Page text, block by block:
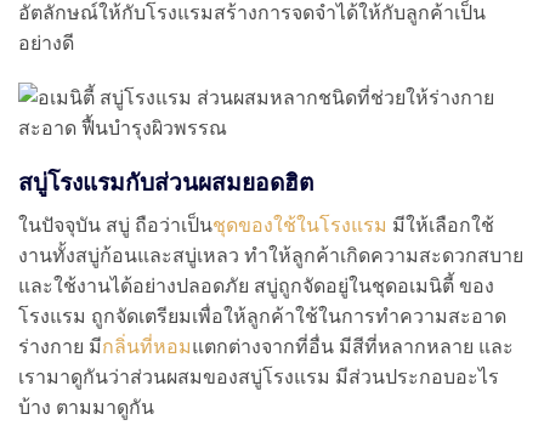
อัตลักษณ์ให้กับโรงแรมสร้างการจดจำได้ให้กับลูกค้าเป็น
อย่างดี
สบู่โรงแรมกับส่วนผสมยอดฮิต
ในปัจจุบัน สบู่ ถือว่าเป็นชุดของใช้ในโรงแรม มีให้เลือกใช้
งานทั้งสบู่ก้อนและสบู่เหลว ทำให้ลูกค้าเกิดความสะดวกสบาย
และใช้งานได้อย่างปลอดภัย สบู่ถูกจัดอยู่ในชุดอเมนิตี้ ของ
โรงแรม ถูกจัดเตรียมเพื่อให้ลูกค้าใช้ในการทำความสะอาด
ร่างกาย มีกลิ่นที่หอมแตกต่างจากที่อื่น มีสีที่หลากหลาย และ
เรามาดูกันว่าส่วนผสมของสบู่โรงแรม มีส่วนประกอบอะไร
บ้าง ตามมาดูกัน